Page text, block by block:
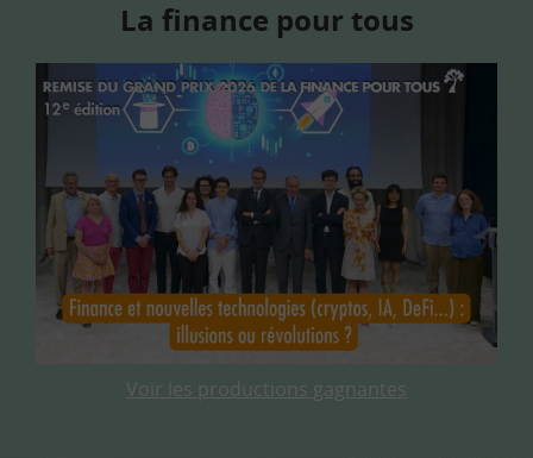
La finance pour tous
Voir les productions gagnantes